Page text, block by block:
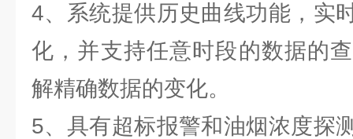
4、系统提供历史曲线功能，实
化，并支持任意时段的数据的
解精确数据的变化。
5、具有超标报警和油烟浓度探